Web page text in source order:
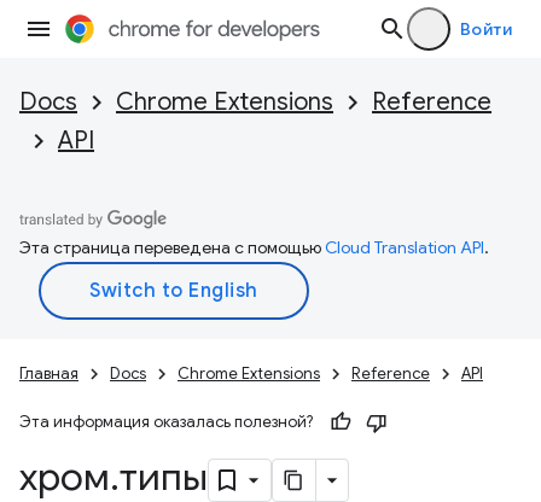
Войти
Docs Chrome Extensions
Reference
API
Эта страница переведена с помощьюCloud Translation API.
Главная Docs Chrome Extensions Reference API
Эта информация оказалась полезной?
хром.типы